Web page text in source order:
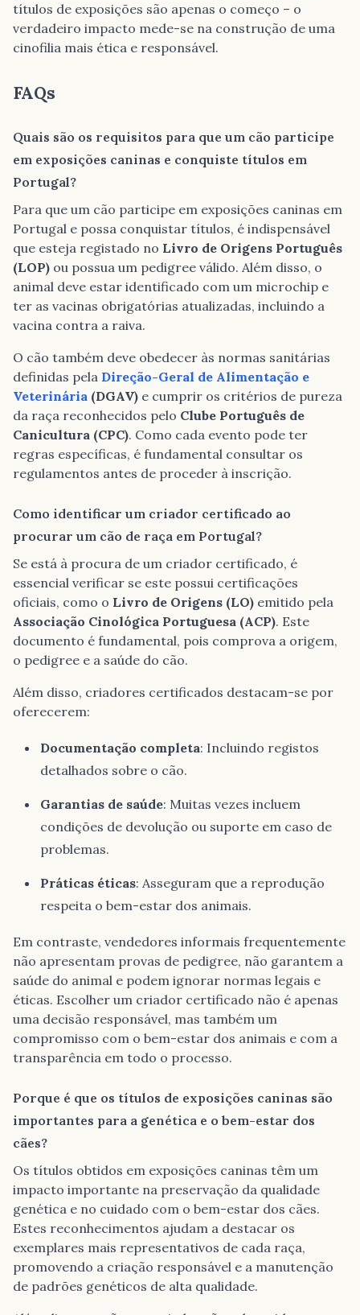
títulos de exposições são apenas o começo – o
verdadeiro impacto mede-se na construção de uma
cinofilia mais ética e responsável.
FAQs
Quais são os requisitos para que um cão participe
em exposições caninas e conquiste títulos em
Portugal?
Para que um cão participe em exposições caninas em
Portugal e possa conquistar títulos, é indispensável
que esteja registado no Livro de Origens Português
(LOP) ou possua um pedigree válido. Além disso, o
animal deve estar identificado com um microchip e
ter as vacinas obrigatórias atualizadas, incluindo a
vacina contra a raiva.
O cão também deve obedecer às normas sanitárias
definidas pela Direção-Geral de Alimentação e
Veterinária (DGAV) e cumprir os critérios de pureza
da raça reconhecidos pelo Clube Português de
Canicultura (CPC). Como cada evento pode ter
regras específicas, é fundamental consultar os
regulamentos antes de proceder à inscrição.
Como identificar um criador certificado ao
procurar um cão de raça em Portugal?
Se está à procura de um criador certificado, é
essencial verificar se este possui certificações
oficiais, como o Livro de Origens (LO) emitido pela
Associação Cinológica Portuguesa (ACP). Este
documento é fundamental, pois comprova a origem,
o pedigree e a saúde do cão.
Além disso, criadores certificados destacam-se por
oferecerem:
Documentação completa: Incluindo registos
detalhados sobre o cão.
Garantias de saúde: Muitas vezes incluem
condições de devolução ou suporte em caso de
problemas.
Práticas éticas: Asseguram que a reprodução
respeita o bem-estar dos animais.
Em contraste, vendedores informais frequentemente
não apresentam provas de pedigree, não garantem a
saúde do animal e podem ignorar normas legais e
éticas. Escolher um criador certificado não é apenas
uma decisão responsável, mas também um
compromisso com o bem-estar dos animais e com a
transparência em todo o processo.
Porque é que os títulos de exposições caninas são
importantes para a genética e o bem-estar dos
cães?
Os títulos obtidos em exposições caninas têm um
impacto importante na preservação da qualidade
genética e no cuidado com o bem-estar dos cães.
Estes reconhecimentos ajudam a destacar os
exemplares mais representativos de cada raça,
promovendo a criação responsável e a manutenção
de padrões genéticos de alta qualidade.